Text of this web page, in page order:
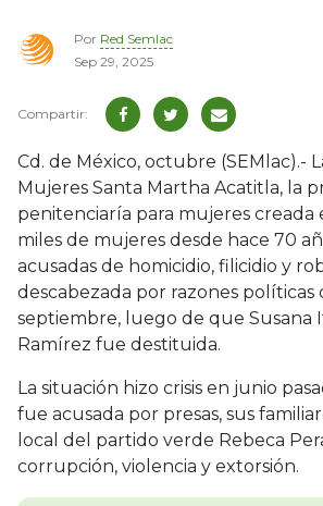
Por Red Semlac
Sep 29, 2025
Cd. de México, octubre (SEMlac).-
Mujeres Santa Martha Acatitla, la
penitenciaría para mujeres creada
miles de mujeres desde hace 70
acusadas de homicidio, filicidio y
descabezada por razones políticas
septiembre, luego de que Susana
Ramírez fue destituida.
La situación hizo crisis en junio
fue acusada por presas, sus
local del partido verde Rebeca
corrupción, violencia y extorsión.